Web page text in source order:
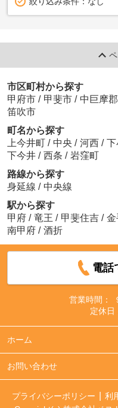
市区町村から探す
甲府市 / 甲斐市 / 中巨摩
笛吹市
町名から探す
上今井町 / 中央 / 河西 / 下
下今井 / 西条 / 岩窪町
路線から探す
身延線 / 中央線
駅から探す
甲府 / 竜王 / 甲斐住吉 / 金
南甲府 / 酒折
電話
営業時間：
定休日
ホーム
お問い合わせ
プライバシーポリシー 利